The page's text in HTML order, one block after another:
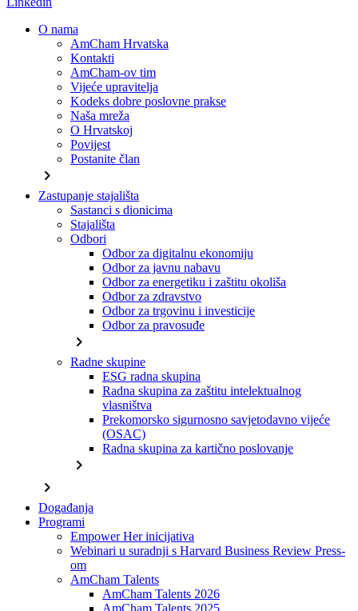
O nama
AmCham Hrvatska
Kontakti
AmCham-ov tim
Vijeće upravitelja
Kodeks dobre poslovne prakse
Naša mreža
O Hrvatskoj
Povijest
Postanite član
chevron_right
Zastupanje stajališta
Sastanci s dionicima
Stajališta
Odbori
Odbor za digitalnu ekonomiju
Odbor za javnu nabavu
Odbor za energetiku i zaštitu okoliša
Odbor za zdravstvo
Odbor za trgovinu i investicije
Odbor za pravosuđe
chevron_right
Radne skupine
ESG radna skupina
Radna skupina za zaštitu intelektualnog
vlasništva
Prekomorsko sigurnosno savjetodavno vijeće
(OSAC)
Radna skupina za kartično poslovanje
chevron_right
chevron_right
Događanja
Programi
Empower Her inicijativa
Webinari u suradnji s Harvard Business Review Press-
om
AmCham Talents
AmCham Talents 2026
AmCham Talents 2025